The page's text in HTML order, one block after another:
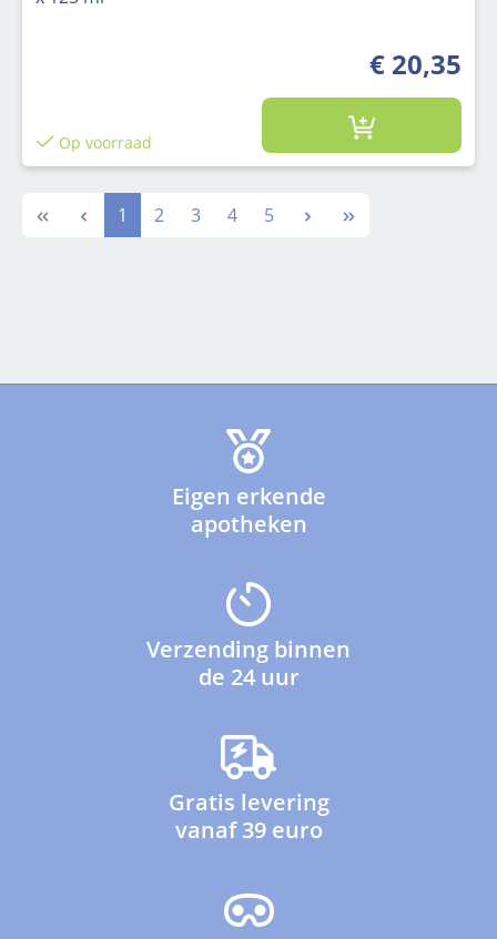
€ 20,35
Op voorraad
Pagina
1 Pagina
2 Pagina
3 Pagina
4 Pagina
5
Eigen erkende
apotheken
Verzending binnen
de 24 uur
Gratis levering
vanaf 39 euro